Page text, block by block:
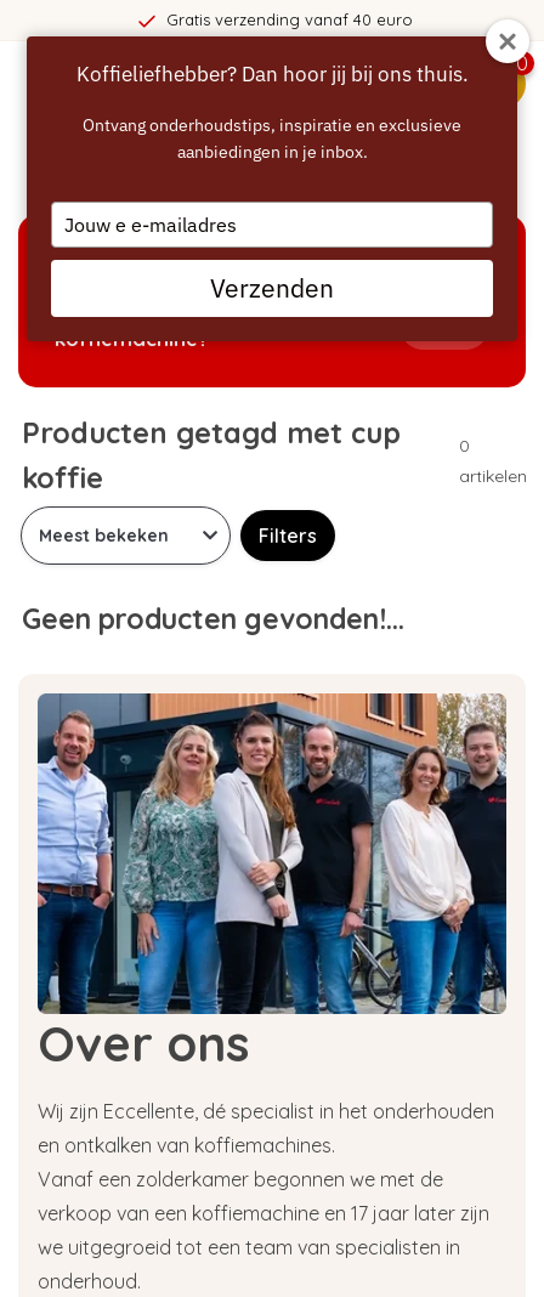
Gratis verzending vanaf 40 euro
0
Welke producten passen bij mijn
koffiemachine?
Producten getagd met cup
koffie
0
artikelen
Filters
Geen producten gevonden!...
Over ons
Wij zijn Eccellente, dé specialist in het onderhouden
en ontkalken van koffiemachines.
Vanaf een zolderkamer begonnen we met de
verkoop van een koffiemachine en 17 jaar later zijn
we uitgegroeid tot een team van specialisten in
onderhoud.
Koffieliefhebber? Dan hoor jij bij ons thuis.
Ontvang onderhoudstips, inspiratie en exclusieve
aanbiedingen in je inbox.
Type
your
email
Verzenden